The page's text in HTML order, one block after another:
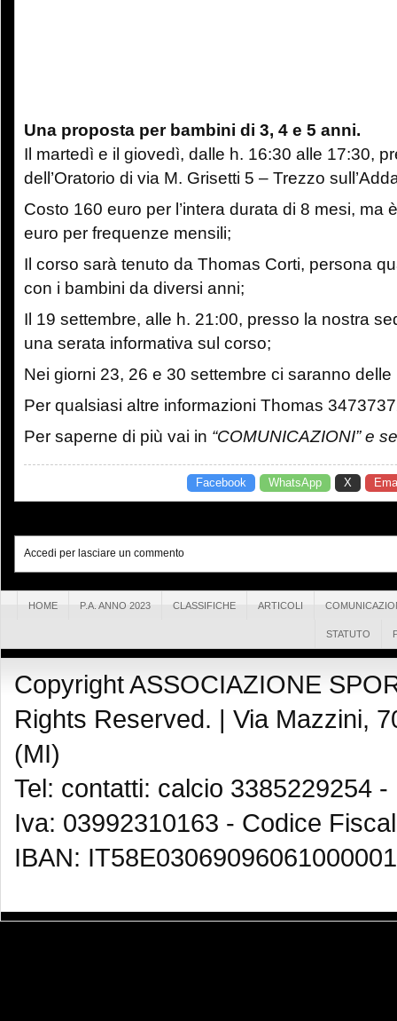
Una proposta per bambini di 3, 4 e 5 anni.
Il martedì e il giovedì, dalle h. 16:30 alle 17:30,
dell’Oratorio di via M. Grisetti 5 – Trezzo
Costo 160 euro per l’intera durata di 8 mesi, ma
euro per frequenze mensili;
Il corso sarà tenuto da Thomas Corti, persona
con i bambini da diversi anni;
Il 19 settembre, alle h. 21:00, presso la nostra
una serata informativa sul corso;
Nei giorni 23, 26 e 30 settembre ci saranno delle
Per qualsiasi altre informazioni Thomas
Per saperne di più vai in “COMUNICAZIONI” e
Facebook WhatsApp X
Accedi per lasciare un commento
HOME P.A. ANNO 2023 CLASSIFICHE ARTICOLI
STATUTO
Copyright ASSOCIAZIONE
Rights Reserved. | Via Mazzini,
(MI)
Tel: contatti: calcio 3385229254
Iva: 03992310163 - Codice
IBAN: